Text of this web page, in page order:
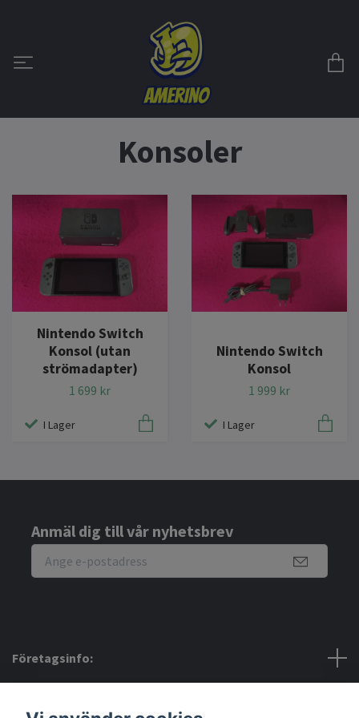
Konsoler
Nintendo Switch
Konsol (utan
strömadapter)
1 699 kr
I Lager
Nintendo Switch
Konsol
1 999 kr
I Lager
Anmäl dig till vår nyhetsbrev
Företagsinfo: